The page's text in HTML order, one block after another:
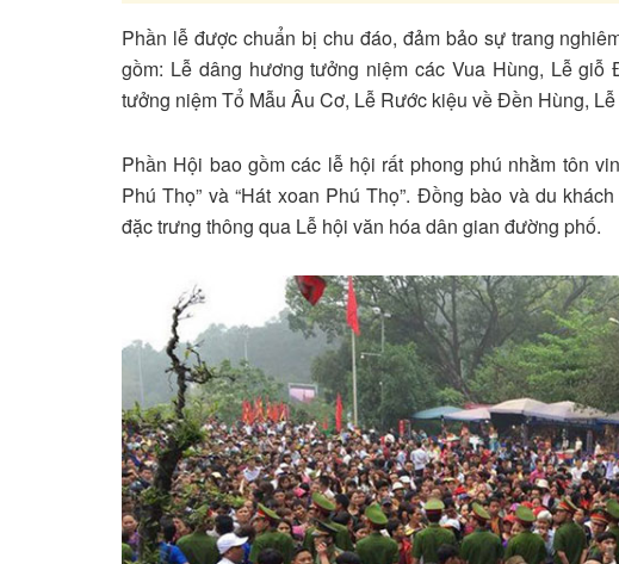
Phần lễ được chuẩn bị chu đáo, đảm bảo sự trang
gồm: Lễ dâng hương tưởng niệm các Vua Hùng, Lễ
tưởng niệm Tổ Mẫu Âu Cơ, Lễ Rước kiệu về Đền Hùng,
Phần Hội bao gồm các lễ hội rất phong phú nhằm tôn
Phú Thọ” và “Hát xoan Phú Thọ”. Đồng bào và du
đặc trưng thông qua Lễ hội văn hóa dân gian đường phố.